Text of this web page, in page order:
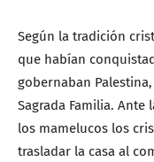
Según la tradición
que habían
gobernaban
Sagrada Familia.
los mamelucos los
trasladar la casa al